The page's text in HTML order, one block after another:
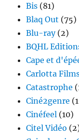
Bis (81)
Blaq Out (75)
Blu-ray(2)
BQHL
Cape et
Carlotta
Catastrophe
Ciné2genre
Cinéfeel (10)
Citel Vidéo